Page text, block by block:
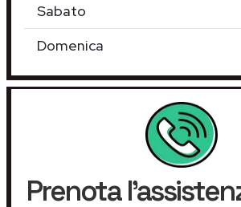
Sabato
Domenica
Prenota